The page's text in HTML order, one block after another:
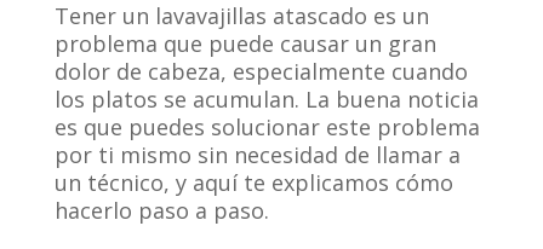
Tener un lavavajillas atascado es un
problema que puede causar un gran
dolor de cabeza, especialmente cuando
los platos se acumulan. La buena noticia
es que puedes solucionar este problema
por ti mismo sin necesidad de llamar a
un técnico, y aquí te explicamos cómo
hacerlo paso a paso.